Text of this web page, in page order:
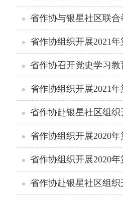
省作协与银星社区联
省作协组织开展2021
省作协召开党史学习教
省作协组织开展2021
省作协组织开展2020
省作协组织开展2020
省作协赴银星社区组